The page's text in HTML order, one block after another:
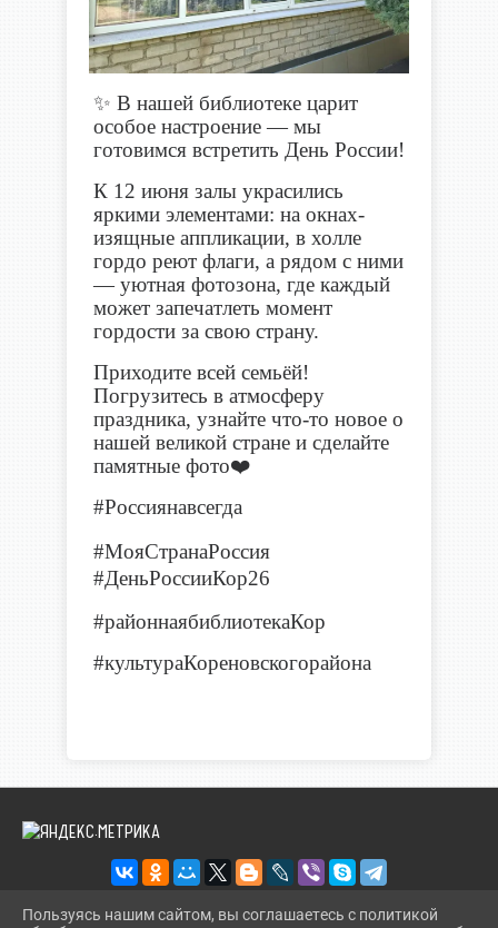
✨ В нашей библиотеке царит
особое настроение — мы
готовимся встретить День России!
К 12 июня залы украсились
яркими элементами: на окнах-
изящные аппликации, в холле
гордо реют флаги, а рядом с ними
— уютная фотозона, где каждый
может запечатлеть момент
гордости за свою страну.
Приходите всей семьёй!
Погрузитесь в атмосферу
праздника, узнайте что‑то новое о
нашей великой стране и сделайте
памятные фото❤️
#Россиянавсегда
#
#ДеньРоссииКор26
#районнаябиблиотекаКор
#культураКореновскогорайона
Пользуясь нашим сайтом, вы соглашаетесь с политикой